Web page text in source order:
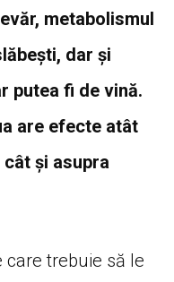
metabolismul
dar și
putea fi de vină.
are efecte atât
și asupra
care trebuie să le